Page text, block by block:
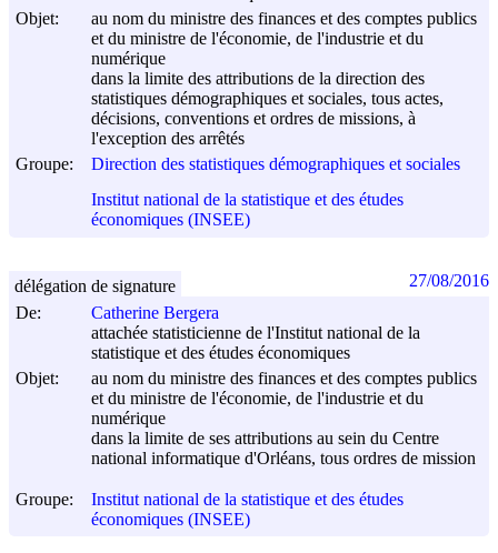
Objet:
au nom du ministre des finances et des comptes publics
et du ministre de l'économie, de l'industrie et du
numérique
dans la limite des attributions de la direction des
statistiques démographiques et sociales, tous actes,
décisions, conventions et ordres de missions, à
l'exception des arrêtés
Groupe:
Direction des statistiques démographiques et sociales
Institut national de la statistique et des études
économiques (INSEE)
De:
Catherine Bergera
attachée statisticienne de l'Institut national de la
statistique et des études économiques
Objet:
au nom du ministre des finances et des comptes publics
et du ministre de l'économie, de l'industrie et du
numérique
dans la limite de ses attributions au sein du Centre
national informatique d'Orléans, tous ordres de mission
Groupe:
Institut national de la statistique et des études
économiques (INSEE)
délégation de signature 27/08/2016